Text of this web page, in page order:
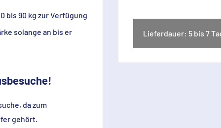
Lieferdauer: 5 bis 7
bis 90 kg zur Verfügung
solange an bis er
da zum
gehört.